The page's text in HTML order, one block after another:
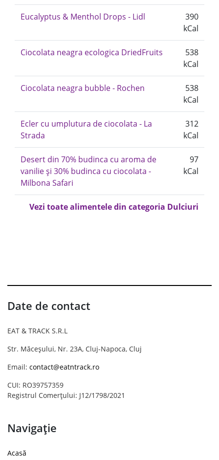
Eucalyptus & Menthol Drops - Lidl
390
kCal
Ciocolata neagra ecologica DriedFruits
538
kCal
Ciocolata neagra bubble - Rochen
538
kCal
Ecler cu umplutura de ciocolata - La
Strada
312
kCal
Desert din 70% budinca cu aroma de
vanilie și 30% budinca cu ciocolata -
Milbona Safari
97
kCal
Vezi toate alimentele din categoria Dulciuri
Date de contact
EAT & TRACK S.R.L
Str. Măceșului, Nr. 23A, Cluj-Napoca, Cluj
Email: contact@eatntrack.ro
CUI: RO39757359
Registrul Comerțului: J12/1798/2021
Navigație
Acasă